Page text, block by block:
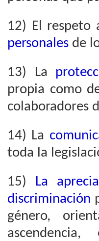
12) El respeto
personales de
13) La
propia como
colaboradores
14) La
toda la
15) La
discriminación
género,